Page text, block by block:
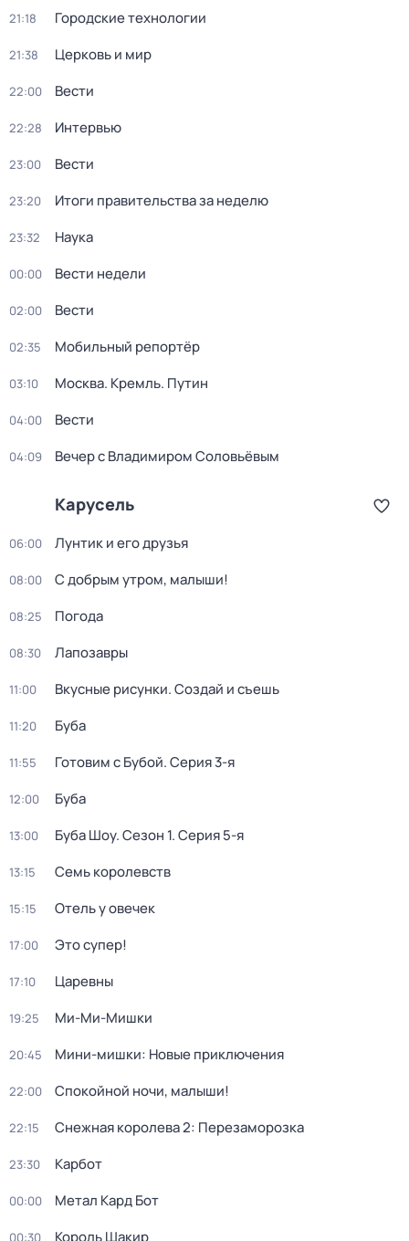
21:18 Городские технологии
21:38 Церковь и мир
22:00 Вести
22:28 Интервью
23:00 Вести
23:20 Итоги правительства за неделю
23:32 Наука
00:00 Вести недели
02:00 Вести
02:35 Мобильный репортёр
03:10 Москва. Кремль. Путин
04:00 Вести
04:09 Вечер с Владимиром Соловьёвым
Карусель
06:00 Лунтик и его друзья
08:00 С добрым утром, малыши!
08:25 Погода
08:30 Лапозавры
11:00 Вкусные рисунки. Создай и съешь
11:20 Буба
11:55 Готовим с Бубой. Серия 3-я
12:00 Буба
13:00 Буба Шоу. Сезон 1. Серия 5-я
13:15 Семь королевств
15:15 Отель у овечек
17:00 Это супер!
17:10 Царевны
19:25 Ми-Ми-Мишки
20:45 Мини-мишки: Новые приключения
22:00 Спокойной ночи, малыши!
22:15 Снежная королева 2: Перезаморозка
23:30 Карбот
00:00 Метал Кард Бот
00:30 Король Шакир